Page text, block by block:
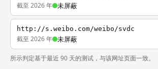
截至 2026 年 未屏蔽
http://s.weibo.com/weibo/svdc
截至 2026 年 未屏蔽
所示判定基于最近 90 天的测试，与该网址页面一致。